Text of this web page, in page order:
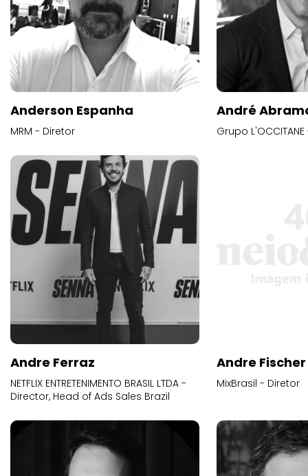
Anderson Espanha
MRM - Diretor
André
Grupo
Andre Ferraz
NETFLIX ENTRETENIMENTO BRASIL LTDA -
Director, Head of Ads Sales Brazil
Andre Fischer
MixBrasil - Diretor